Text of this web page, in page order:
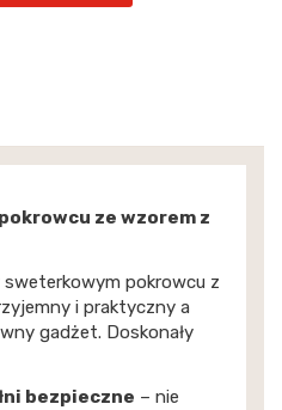
ze wzorem z
pokrowcu z
i praktyczny a
gadżet. Doskonały
bezpieczne – nie